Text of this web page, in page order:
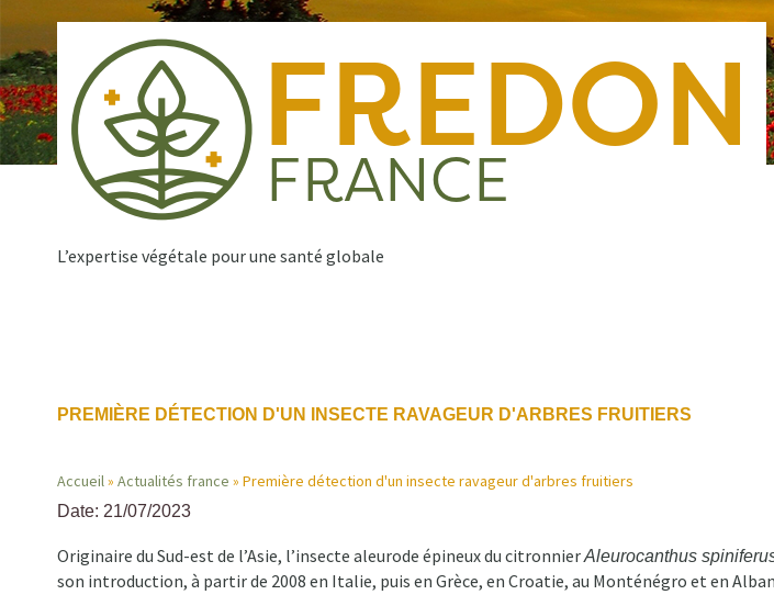
contenu
principal
L’expertise végétale pour une santé globale
Navigation
principale
PREMIÈRE DÉTECTION D'UN INSECTE RAVAGEUR D'ARBRES FRUITIERS
Fil
d'Ariane
Accueil Actualités france Première détection d'un insecte ravageur d'arbres fruitiers
Date: 21/07/2023
Originaire du Sud-est de l’Asie, l’insecte aleurode épineux du citronnierAleurocanthus
son introduction, à partir de 2008 en Italie, puis en Grèce, en Croatie, au Monténégro et en